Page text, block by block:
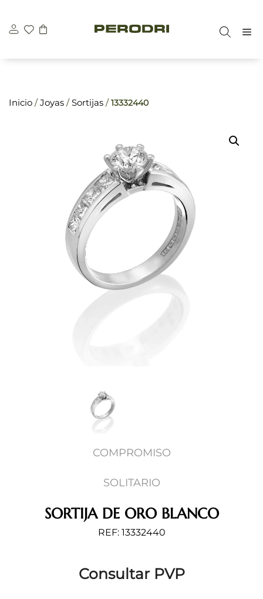
contenido
Inicio /Joyas /Sortijas /13332440
COMPROMISO
SOLITARIO
SORTIJA DE ORO BLANCO
REF: 13332440
Consultar PVP